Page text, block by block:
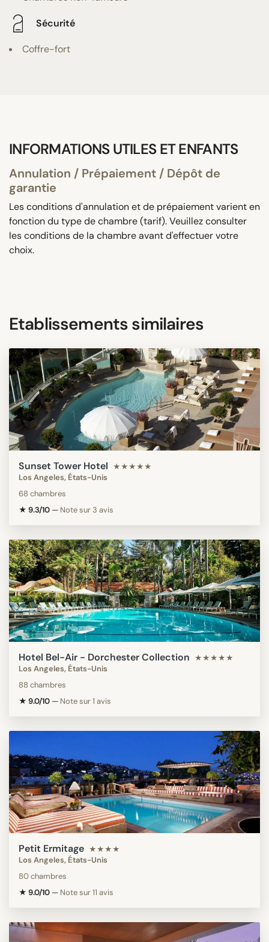
Sécurité
Coffre-fort
INFORMATIONS UTILES ET ENFANTS
Annulation / Prépaiement / Dépôt de
garantie
Les conditions d'annulation et de prépaiement varient en
fonction du type de chambre (tarif). Veuillez consulter
les conditions de la chambre avant d'effectuer votre
choix.
Etablissements similaires
Sunset Tower Hotel ★★★★★
Los Angeles, États-Unis
68 chambres
★ 9.3/10 — Note sur 3 avis
Hotel Bel-Air - Dorchester Collection ★★★★★
Los Angeles, États-Unis
88 chambres
★ 9.0/10 — Note sur 1 avis
Petit Ermitage ★★★★
Los Angeles, États-Unis
80 chambres
★ 9.0/10 — Note sur 11 avis